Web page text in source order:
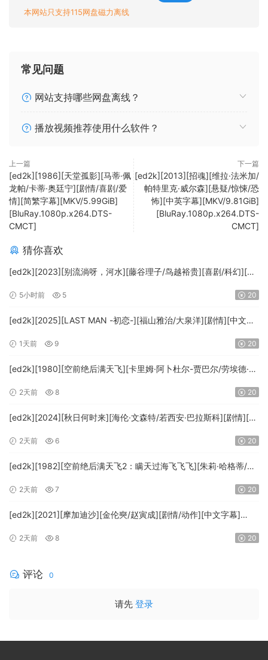
本网站只支持115网盘磁力离线
常见问题
网站支持哪些网盘离线？
播放视频推荐使用什么软件？
上一篇
[ed2k][1986][天堂孤影][马蒂·佩
龙帕/卡蒂·奥廷宁][剧情/喜剧/爱
情][简繁字幕][MKV/5.99GiB]
[BluRay.1080p.x264.DTS-
CMCT]
下一篇
[ed2k][2013][招魂][维拉·法米加/
帕特里克·威尔森][悬疑/惊悚/恐
怖][中英字幕][MKV/9.81GiB]
[BluRay.1080p.x264.DTS-
CMCT]
猜你喜欢
[ed2k][2023][别流淌呀，河水][藤谷理子/鸟越裕贵][喜剧/科幻][中
5小时前 5 20
[ed2k][2025][LAST MAN -初恋-][福山雅治/大泉洋][剧情][中文字
1天前 9 20
[ed2k][1980][空前绝后满天飞][卡里姆·阿卜杜尔-贾巴尔/劳埃德·布
HD.MA5.1.x265.10bit-BeiTai]
2天前 8 20
[ed2k][2024][秋日何时来][海伦·文森特/若西安·巴拉斯科][剧情][中
FRDS]
2天前 6 20
[ed2k][1982][空前绝后满天飞2：瞒天过海飞飞飞][朱莉·哈格蒂/罗
[1080p.BluRay.x264.DTS-WiKi]
2天前 7 20
[ed2k][2021][摩加迪沙][金伦奭/赵寅成][剧情/动作][中文字幕]
2天前 8 20
评论 0
请先 登录